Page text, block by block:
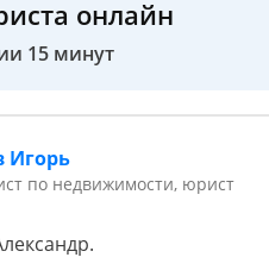
онлайн
15 минут
Игорь
по недвижимости, юрист